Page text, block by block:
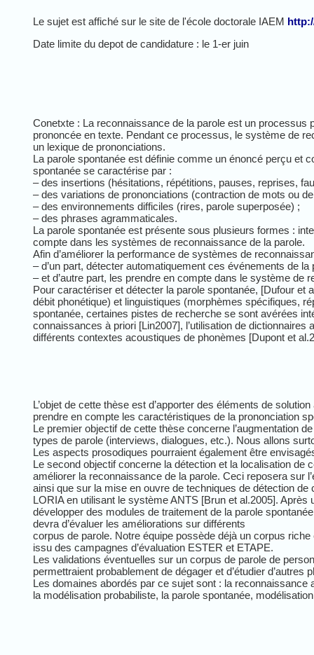
Le sujet est affiché sur le site de l'école doctorale IAEM http
Date limite du depot de candidature : le 1-er juin
Conetxte : La reconnaissance de la parole est un processus
prononcée en texte. Pendant ce processus, le système de
un lexique de prononciations.
La parole spontanée est définie comme un énoncé perçu et
spontanée se caractérise par :
– des insertions (hésitations, répétitions, pauses, reprises,
– des variations de prononciations (contraction de mots ou
– des environnements difficiles (rires, parole superposée) ;
– des phrases agrammaticales.
La parole spontanée est présente sous plusieurs formes :
compte dans les systèmes de reconnaissance de la parole.
Afin d’améliorer la performance de systèmes de
– d’un part, détecter automatiquement ces événements de la
– et d’autre part, les prendre en compte dans le système
Pour caractériser et détecter la parole spontanée, [Dufour et
débit phonétique) et linguistiques (morphèmes spécifiques,
spontanée, certaines pistes de recherche se sont avérées
connaissances à priori [Lin2007], l’utilisation de
différents contextes acoustiques de phonèmes [Dupont et
L’objet de cette thèse est d’apporter des éléments de
prendre en compte les caractéristiques de la prononciation
Le premier objectif de cette thèse concerne l’augmentation
types de parole (interviews, dialogues, etc.). Nous allons
Les aspects prosodiques pourraient également être
Le second objectif concerne la détection et la localisation
améliorer la reconnaissance de la parole. Ceci reposera sur
ainsi que sur la mise en ouvre de techniques de détection de
LORIAen utilisant le systèmeANTS [Brun et al.2005]. Après
développer des modules de traitement de la parole
devra d’évaluer les améliorations sur différents
corpus de parole. Notre équipe possède déjà un corpus
issu des campagnes d’évaluation ESTER et ETAPE.
Les validations éventuelles sur un corpus de parole de
permettraient probablement de dégager et d’étudier d’autres
Les domaines abordés par ce sujet sont : la reconnaissance
la modélisation probabiliste, la parole spontanée,